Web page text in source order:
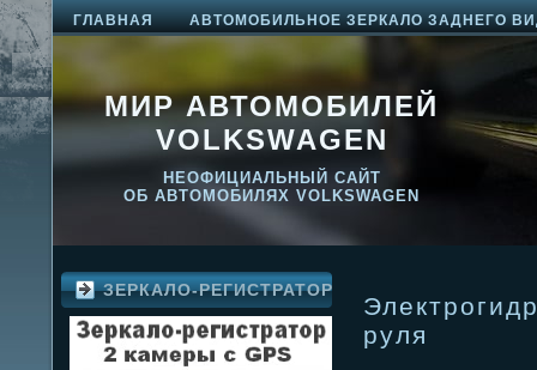
ГЛАВНАЯ АВТОМОБИЛЬНОЕ ЗЕРКАЛО ЗАДНЕГО
МИР АВТОМОБИЛЕЙ
VOLKSWAGEN
НЕОФИЦИАЛЬНЫЙ САЙТ
ОБ АВТОМОБИЛЯХ VOLKSWAGEN
ЗЕРКАЛО-РЕГИСТРАТОР
руля